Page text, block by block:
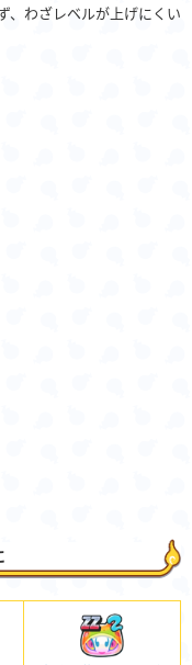
、わざレベルが上げにくい